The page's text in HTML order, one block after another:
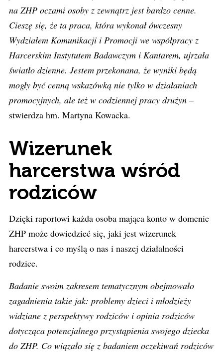
na ZHP oczami osoby z zewnątrz jest bardzo cenne.
Cieszę się, że ta praca, która wykonał ówczesny
Wydziałem Komunikacji i Promocji we współpracy z
Harcerskim Instytutem Badawczym i Kantarem, ujrzała
światło dzienne. Jestem przekonana, że wyniki będą
mogły być cenną wskazówką nie tylko w działaniach
promocyjnych, ale też w codziennej pracy drużyn –
stwierdza hm. Martyna Kowacka.
Wizerunek
harcerstwa wśród
rodziców
Dzięki raportowi każda osoba mająca konto w domenie
ZHP może dowiedzieć się, jaki jest wizerunek
harcerstwa i co myślą o nas i naszej działalności
rodzice.
Badanie swoim zakresem tematycznym obejmowało
zagadnienia takie jak: problemy dzieci i młodzieży
widziane z perspektywy rodziców i opinia rodziców
dotycząca potencjalnego przystąpienia swojego dziecka
do ZHP. Co wiązało się z badaniem oczekiwań rodziców